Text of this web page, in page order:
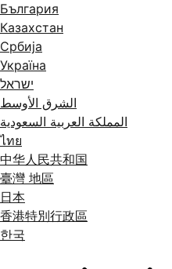
България
Казахстан
Србија
Україна
ישראל
الشرق الأوسط
المملكة العربية السعودية
ไทย
中华人民共和国
臺灣 地區
日本
香港特別行政區
한국